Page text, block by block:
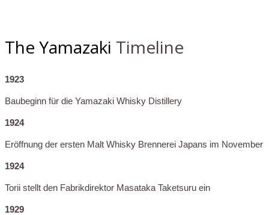
The Yamazaki Timeline
1923
Baubeginn für die Yamazaki Whisky Distillery
1924
Eröffnung der ersten Malt Whisky Brennerei Japans im November
1924
Torii stellt den Fabrikdirektor Masataka Taketsuru ein
1929